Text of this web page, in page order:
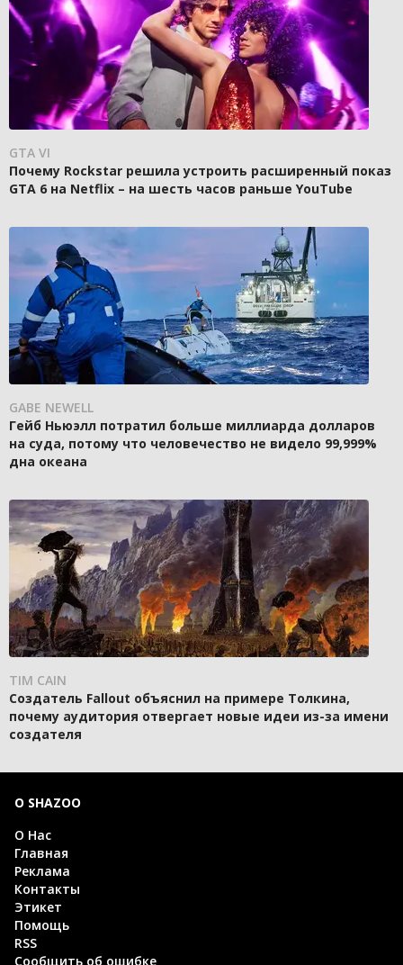
GTA VI
Почему Rockstar решила устроить расширенный показ
GTA 6 на Netflix – на шесть часов раньше YouTube
GABE NEWELL
Гейб Ньюэлл потратил больше миллиарда долларов
на суда, потому что человечество не видело 99,999%
дна океана
TIM CAIN
Создатель Fallout объяснил на примере Толкина,
почему аудитория отвергает новые идеи из-за имени
создателя
О SHAZOO
О Нас
Главная
Реклама
Контакты
Этикет
Помощь
RSS
Сообщить об ошибке